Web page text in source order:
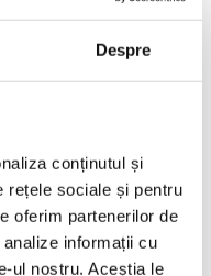
Despre
conținutul și
rețele sociale și pentru
oferim partenerilor de
informații cu
ul nostru. Aceștia le